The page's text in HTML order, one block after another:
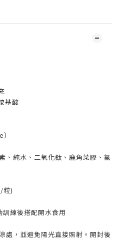
基酸
、純水、二氧化鈦、鹿角菜膠、氯
粒)
訓練後搭配開水食用
處，並避免陽光直接照射。開封後